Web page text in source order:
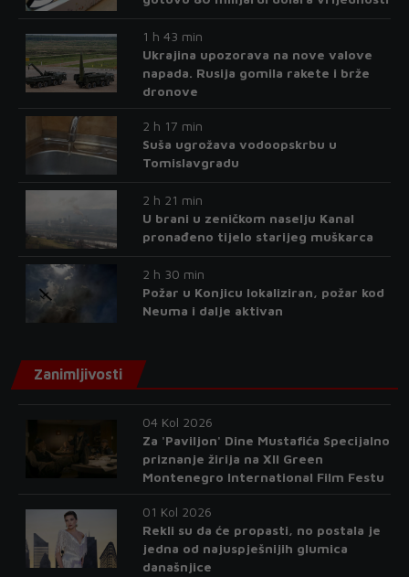
1 h 43 min
Ukrajina upozorava na nove valove
napada. Rusija gomila rakete i brže
dronove
2 h 17 min
Suša ugrožava vodoopskrbu u
Tomislavgradu
2 h 21 min
U brani u zeničkom naselju Kanal
pronađeno tijelo starijeg muškarca
2 h 30 min
Požar u Konjicu lokaliziran, požar kod
Neuma i dalje aktivan
Zanimljivosti
04 Kol 2026
Za 'Paviljon' Dine Mustafića Specijalno
priznanje žirija na XII Green
Montenegro International Film Festu
01 Kol 2026
Rekli su da će propasti, no postala je
jedna od najuspješnijih glumica
današnjice